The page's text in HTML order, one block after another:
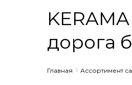
дорога
Главная Ассортимент